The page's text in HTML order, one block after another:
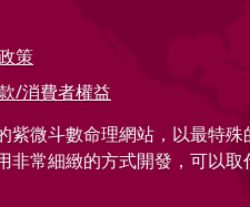
策
/消費者權益
紫微斗數命理網站，以最特殊
非常細緻的方式開發，可以取